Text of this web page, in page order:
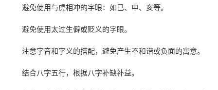
避免使用与虎相冲的字眼：如巳、申、亥等。
避免使用太过生僻或贬义的字眼。
注意字音和字义的搭配，避免产生不和谐或负面的寓意。
结合八字五行，根据八字补缺补益。